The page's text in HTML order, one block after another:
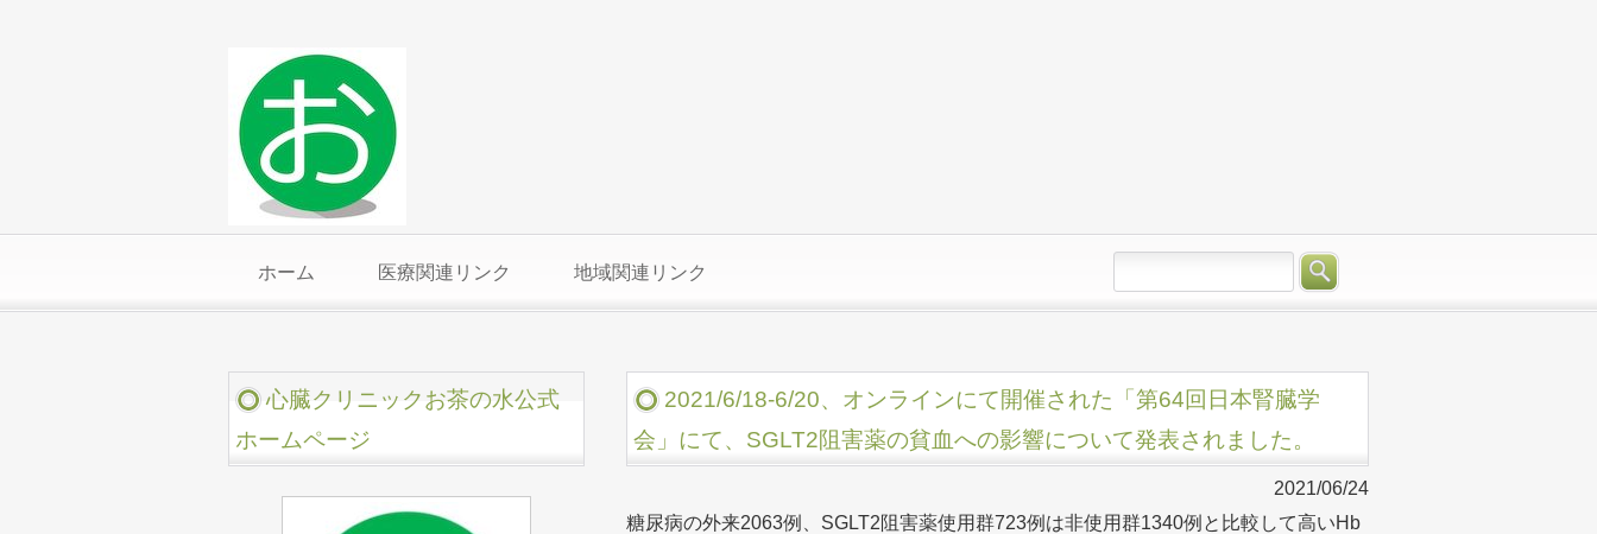
ホーム 医療関連リンク 地域関連リンク
2021/6/18-6/20、オンラインにて開催された「第64回日本腎臓学
会」にて、SGLT2阻害薬の貧血への影響について発表されました。
2021/06/24
糖尿病の外来2063例、SGLT2阻害薬使用群723例は非使用群1340例と比較して高いHb
心臓クリニックお茶の水公式
ホームページ